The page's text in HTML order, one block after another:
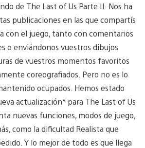
de The Last of Us Parte II. Nos ha
publicaciones en las que compartís
con el juego, tanto con comentarios
o enviándonos vuestros dibujos
de vuestros momentos favoritos
coreografiados. Pero no es lo
ocupados. Hemos estado
actualización* para The Last of Us
nuevas funciones, modos de juego,
como la dificultad Realista que
Y lo mejor de todo es que llega